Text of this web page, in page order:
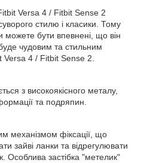
Versa 4 / Fitbit Sense 2
стилю і класики. Тому
можете бути впевнені, що він
чудовим та стильним
Versa 4 / Fitbit Sense 2.
з високоякісного металу,
та подряпин.
механізмом фіксації, що
зайві ланки та відрегулювати
Особлива застібка "метелик"